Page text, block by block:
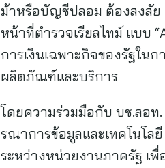
ม้าหรือบัญชีปลอม ต้องสงสัย
หน้าที่ตำรวจเรียลไทม์ แบบ
การเงินเฉพาะกิจของรัฐใน
ผลิตภัณฑ์และบริการ
โดยความร่วมมือกับ บช.สอท
รณาการข้อมูลและเทคโนโ
ระหว่างหน่วยงานภาครัฐ เ